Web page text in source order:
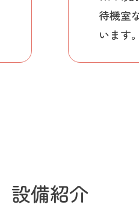
待機室
います。
設備紹介